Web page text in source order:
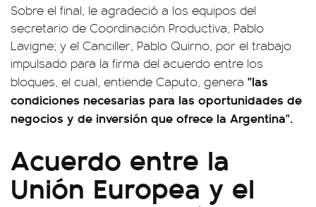
Sobre el final, le agradeció a los equipos del
secretario de Coordinación Productiva, Pablo
Lavigne; y el Canciller, Pablo Quirno, por el trabajo
impulsado para la firma del acuerdo entre los
bloques, el cual, entiende Caputo, genera "las
condiciones necesarias para las oportunidades de
negocios y de inversión que ofrece la Argentina".
Acuerdo entre la
Unión Europea y el